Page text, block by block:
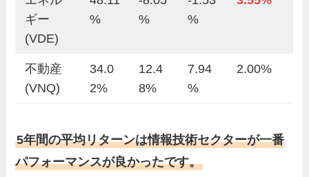
ギー
(VDE)
%
%
%
不動産
(VNQ)
34.0
2%
12.4
8%
7.94
%
2.00%
5年間の平均リターンは情報技術セクターが一番
パフォーマンスが良かったです。